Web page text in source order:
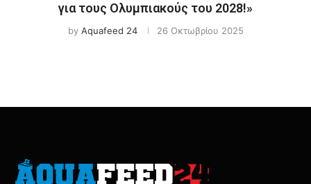
για τους Ολυμπιακούς του 2028!»
by Aquafeed 24 26 Οκτωβρίου 2025